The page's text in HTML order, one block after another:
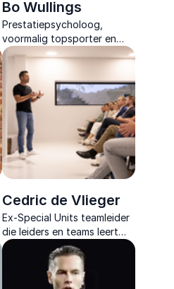
Bo Wullings
Prestatiepsycholoog,
voormalig topsporter en
expert in duurzame
psychologie, leiderschap en
topsport vertaalt naar actie.
Cedric de Vlieger
Ex-Special Units teamleider
die leiders en teams leert
presteren met helderheid,
vertrouwen en
eigenaarschap. Ook onder